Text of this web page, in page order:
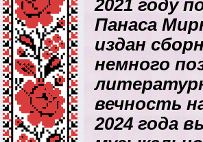
2021 году
Панаса
издан
немного
вечность
2024 года